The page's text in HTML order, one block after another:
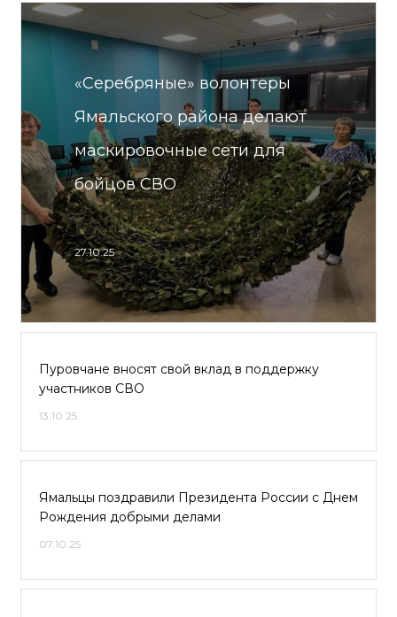
«Серебряные» волонтеры
Ямальского района делают
маскировочные сети для
бойцов СВО
27.10.25
Пуровчане вносят свой вклад в поддержку
участников СВО
13.10.25
Ямальцы поздравили Президента России с Днем
Рождения добрыми делами
07.10.25